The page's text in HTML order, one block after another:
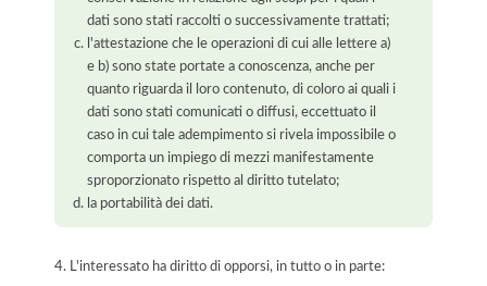
dati sono stati raccolti o successivamente trattati;
l'attestazione che le operazioni di cui alle lettere a)
e b) sono state portate a conoscenza, anche per
quanto riguarda il loro contenuto, di coloro ai quali i
dati sono stati comunicati o diffusi, eccettuato il
caso in cui tale adempimento si rivela impossibile o
comporta un impiego di mezzi manifestamente
sproporzionato rispetto al diritto tutelato;
la portabilità dei dati.
4. L'interessato ha diritto di opporsi, in tutto o in parte: